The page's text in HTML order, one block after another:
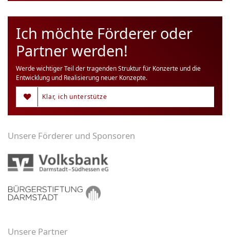
Ich möchte Förderer oder
Partner werden!
Werde wichtiger Teil der tragenden Struktur für Konzerte und die
Entwicklung und Realisierung neuer Konzepte.
Klar, ich unterstütze
Unsere Förderer und Sponsoren
Unsere Partner